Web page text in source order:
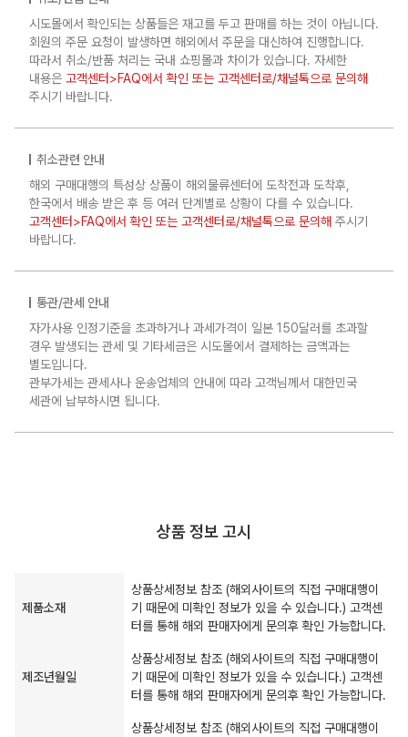
시도몰에서 확인되는 상품들은 재고를 두고 판매를 하는 것이 아닙니다.
회원의 주문 요청이 발생하면 해외에서 주문을 대신하여 진행합니다.
따라서 취소/반품 처리는 국내 쇼핑몰과 차이가 있습니다. 자세한
내용은 고객센터>FAQ에서 확인 또는 고객센터로/채널톡으로 문의해
주시기 바랍니다.
취소관련 안내
해외 구매대행의 특성상 상품이 해외물류센터에 도착전과 도착후,
한국에서 배송 받은 후 등 여러 단계별로 상황이 다를 수 있습니다.
고객센터>FAQ에서 확인 또는 고객센터로/채널톡으로 문의해 주시기
바랍니다.
통관/관세 안내
자가사용 인정기준을 초과하거나 과세가격이 일본 150달러를 초과할
경우 발생되는 관세 및 기타세금은 시도몰에서 결제하는 금액과는
별도입니다.
관부가세는 관세사나 운송업체의 안내에 따라 고객님께서 대한민국
세관에 납부하시면 됩니다.
상품 정보 고시
제품소재
상품상세정보 참조 (해외사이트의 직접 구매대행이
기 때문에 미확인 정보가 있을 수 있습니다.) 고객센
터를 통해 해외 판매자에게 문의후 확인 가능합니다.
제조년월일
상품상세정보 참조 (해외사이트의 직접 구매대행이
기 때문에 미확인 정보가 있을 수 있습니다.) 고객센
터를 통해 해외 판매자에게 문의후 확인 가능합니다.
상품상세정보 참조 (해외사이트의 직접 구매대행이